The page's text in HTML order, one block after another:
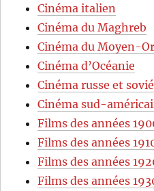
Cinéma italien
Cinéma du Maghreb
Cinéma du Moyen-
Cinéma d’Océanie
Cinéma russe et
Cinéma sud-
Films des années
Films des années
Films des années
Films des années